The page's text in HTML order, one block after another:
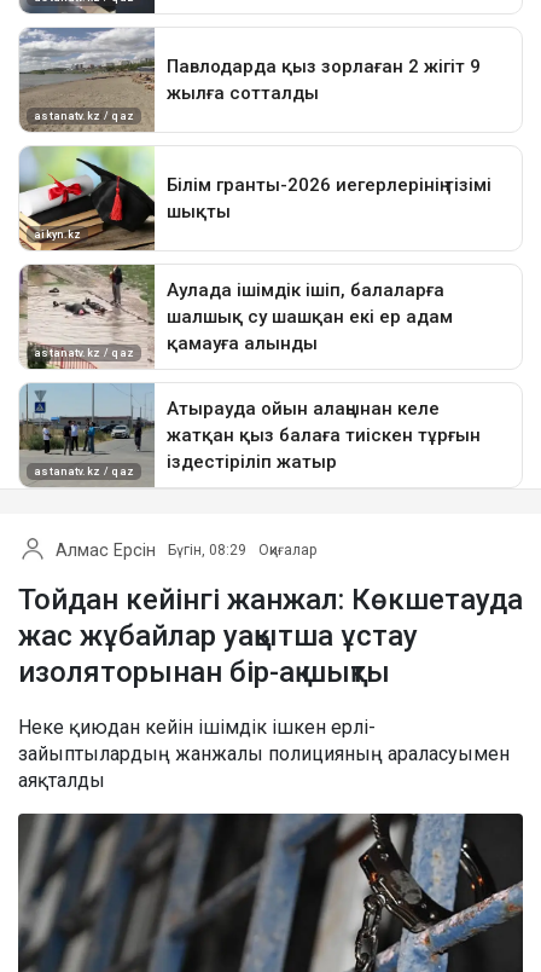
Алмас Ерсін Бүгін, 08:29 Оқиғалар
Тойдан кейінгі жанжал: Көкшетауда
жас жұбайлар уақытша ұстау
изоляторынан бір-ақ шықты
Неке қиюдан кейін ішімдік ішкен ерлі-
зайыптылардың жанжалы полицияның араласуымен
аяқталды